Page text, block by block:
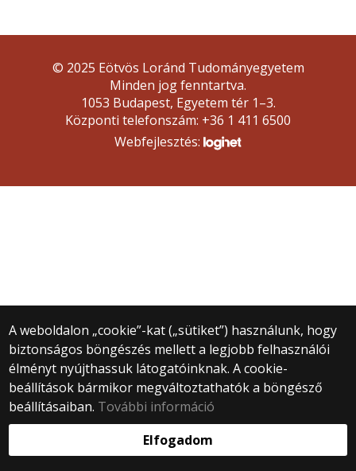
A weboldalon „cookie”-kat („sütiket”) használunk, hogy
biztonságos böngészés mellett a legjobb felhasználói
élményt nyújthassuk látogatóinknak. A cookie-
beállítások bármikor megváltoztathatók a böngésző
beállításaiban. További információ
Elfogadom
© 2025 Eötvös Loránd Tudományegyetem
Minden jog fenntartva.
1053 Budapest, Egyetem tér 1–3.
Központi telefonszám: +36 1 411 6500
Webfejlesztés: